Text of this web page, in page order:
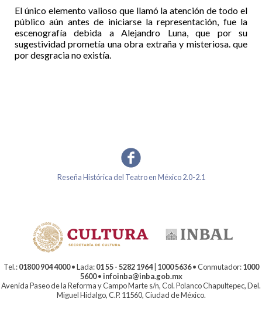
El único elemento valioso que llamó la atención de todo el
público aún antes de iniciarse la representación, fue la
escenografía debida a Alejandro Luna, que por su
sugestividad prometía una obra extraña y misteriosa. que
por desgracia no existía.
Reseña Histórica del Teatro en México 2.0-2.1
Tel.:01800 904 4000• Lada:01 55 - 5282 1964| 1000 5636• Conmutador:1000
5600•infoinba@inba.gob.mx
Avenida Paseo de la Reforma y Campo Marte s/n, Col. Polanco Chapultepec, Del.
Miguel Hidalgo, C.P. 11560, Ciudad de México.